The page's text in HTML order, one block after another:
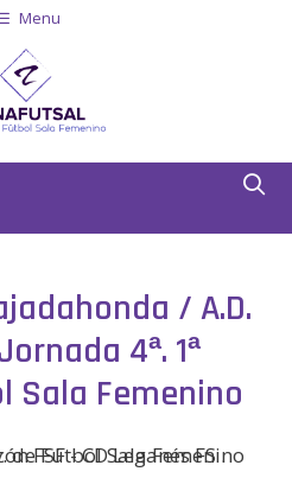
Menu
/ A.D.
4ª. 1ª
Sala Femenino